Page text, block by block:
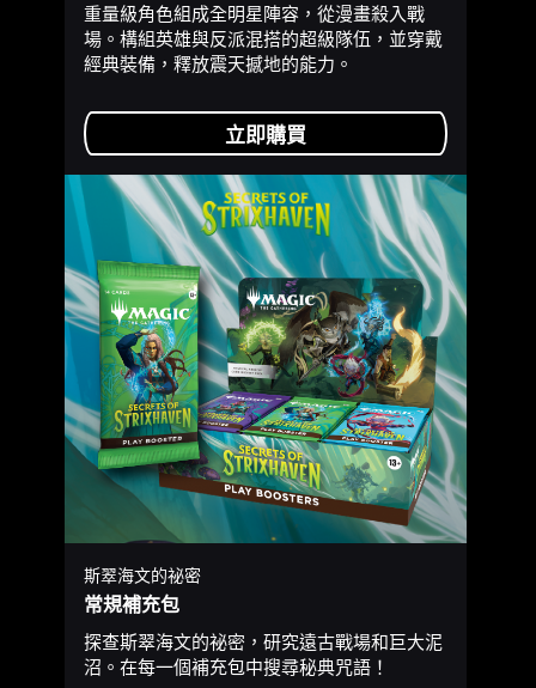
重量級角色組成全明星陣容，從漫畫殺入戰
場。構組英雄與反派混搭的超級隊伍，並穿戴
經典裝備，釋放震天撼地的能力。
立即購買
斯翠海文的祕密
常規補充包
探查斯翠海文的祕密，研究遠古戰場和巨大泥
沼。在每一個補充包中搜尋秘典咒語！